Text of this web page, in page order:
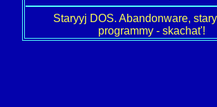
Staryyj DOS. Abandonware,
programmy - skachat'!